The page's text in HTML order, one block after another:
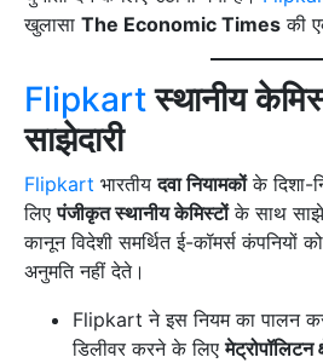
खुलासा The Economic Times की
Flipkart स्थानीय
साझेदारी
Flipkart भारतीयदवा नियामकोंके दिशा-
लिएपंजीकृत स्थानीय केमिस्टोंके साथ
कानून विदेशी समर्थित ई-कॉमर्स कंपनियों
अनुमति नहीं देते।
Flipkart ने इस नियम का पालन
डिलीवर करने के लिएमेट्रोपॉलिटन